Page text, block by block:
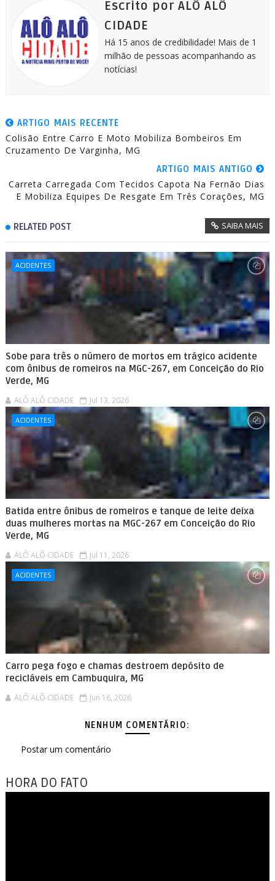
m
Escrito por ALÔ ALÔ
CIDADE
Há 15 anos de credibilidade! Mais de 1
milhão de pessoas acompanhando as
notícias!
ARTIGO MAIS RECENTE
Colisão Entre Carro E Moto Mobiliza Bombeiros Em
Cruzamento De Varginha, MG
ARTIGO MAIS ANTIGO
Carreta Carregada Com Tecidos Capota Na Fernão Dias
E Mobiliza Equipes De Resgate Em Três Corações, MG
RELATED POST SAIBA MAIS
ACIDENTES
Sobe para três o número de mortos em trágico acidente
com ônibus de romeiros na MGC-267, em Conceição do Rio
Verde, MG
ALÔ ALÔ CIDADE Jul 13, 2026
ACIDENTES
Batida entre ônibus de romeiros e tanque de leite deixa
duas mulheres mortas na MGC-267 em Conceição do Rio
Verde, MG
ALÔ ALÔ CIDADE Jul 11, 2026
ACIDENTES
Carro pega fogo e chamas destroem depósito de
recicláveis em Cambuquira, MG
ALÔ ALÔ CIDADE Jun 16, 2026
NENHUM COMENTÁRIO:
Postar um comentário
HORA DO FATO